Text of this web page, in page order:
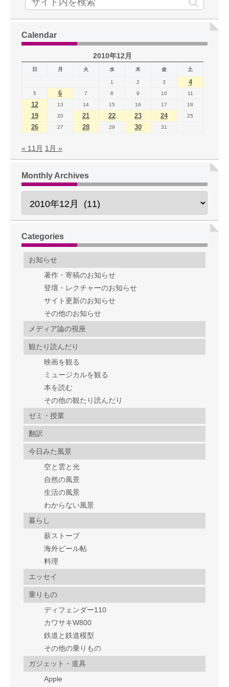
Calendar
2010年12月
日 月 火 水 木 金 土
1 2 3 4
5 6 7 8 9 10 11
12 13 14 15 16 17 18
19 20 21 22 23 24 25
26 27 28 29 30 31
« 11月 1月 »
Monthly Archives
Categories
お知らせ
著作・寄稿のお知らせ
登壇・レクチャーのお知らせ
サイト更新のお知らせ
その他のお知らせ
メディア論の視座
観たり読んだり
映画を観る
ミュージカルを観る
本を読む
その他の観たり読んだり
ゼミ・授業
翻訳
今日みた風景
空と雲と光
自然の風景
生活の風景
わからない風景
暮らし
薪ストーブ
海外ビール帖
料理
エッセイ
乗りもの
ディフェンダー110
カワサキW800
鉄道と鉄道模型
その他の乗りもの
ガジェット・道具
Apple